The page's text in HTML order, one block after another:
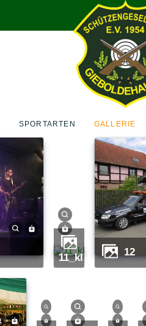
SPORTARTEN GALLERIE
11_kl 12